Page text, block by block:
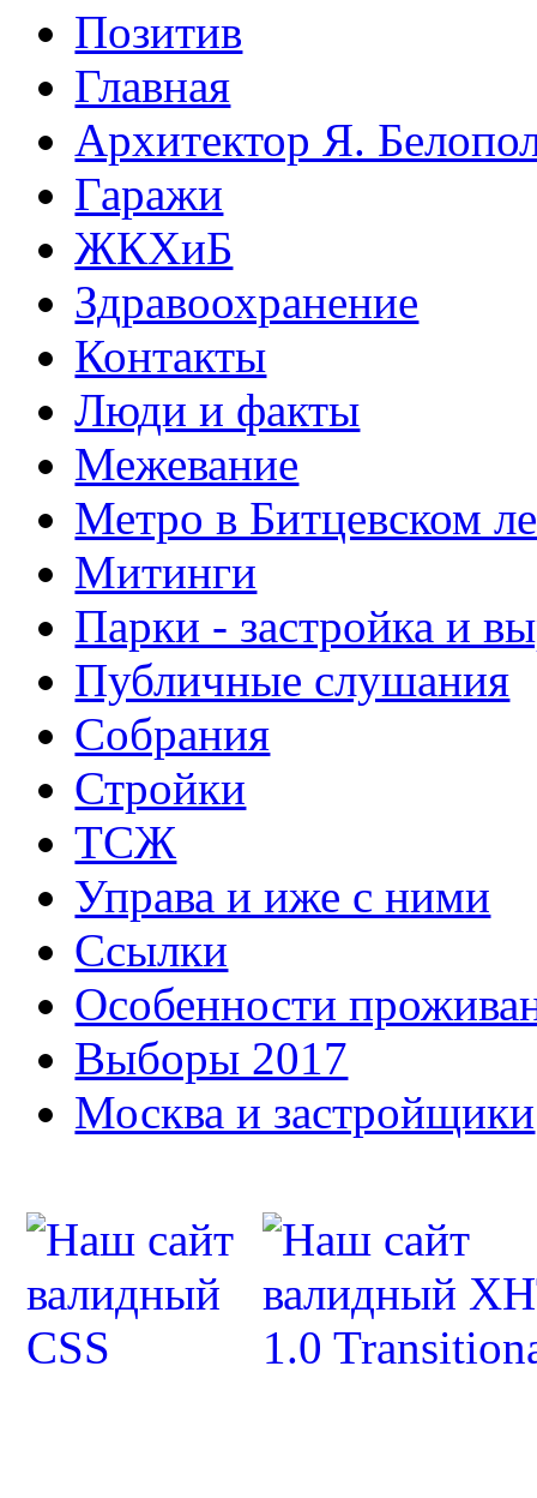
Позитив
Главная
Архитектор Я.
Гаражи
ЖКХиБ
Здравоохранение
Контакты
Люди и факты
Межевание
Метро в Битцевском
Митинги
Парки - застройка и
Публичные слушания
Собрания
Стройки
ТСЖ
Управа и иже с ними
Ссылки
Особенности
Выборы 2017
Москва и застройщики